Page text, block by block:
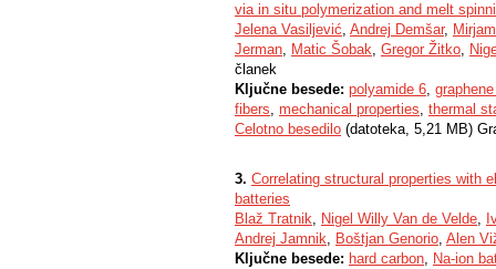
via in situ polymerization and melt
Jelena Vasiljević, Andrej Demšar,
Jerman, Matic Šobak, Gregor Žitko,
članek
Ključne besede: polyamide 6,
fibers, mechanical properties, thermal
Celotno besedilo (datoteka, 5,21 MB)
3. Correlating structural properties with
batteries
Blaž Tratnik, Nigel Willy Van de Velde,
Andrej Jamnik, Boštjan Genorio, Alen
Ključne besede: hard carbon, Na-ion